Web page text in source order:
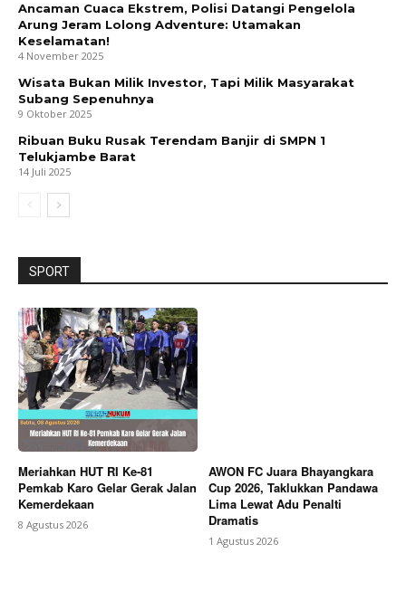
Ancaman Cuaca Ekstrem, Polisi Datangi Pengelola
Arung Jeram Lolong Adventure: Utamakan
Keselamatan!
4 November 2025
Wisata Bukan Milik Investor, Tapi Milik Masyarakat
Subang Sepenuhnya
9 Oktober 2025
Ribuan Buku Rusak Terendam Banjir di SMPN 1
Telukjambe Barat
14 Juli 2025
SPORT
Meriahkan HUT RI Ke-81
Pemkab Karo Gelar Gerak Jalan
Kemerdekaan
8 Agustus 2026
AWON FC Juara Bhayangkara
Cup 2026, Taklukkan Pandawa
Lima Lewat Adu Penalti
Dramatis
1 Agustus 2026